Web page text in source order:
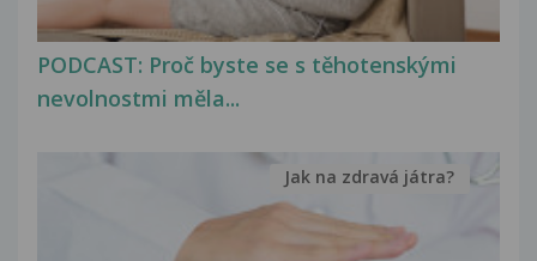
PODCAST: Proč byste se s těhotenskými
nevolnostmi měla...
Jak na zdravá játra?